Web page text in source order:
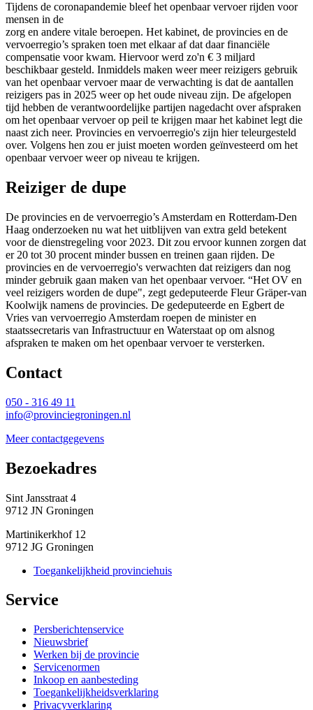
Tijdens de coronapandemie bleef het openbaar vervoer rijden voor
mensen in de
zorg en andere vitale beroepen. Het kabinet, de provincies en de
vervoerregio’s spraken toen met elkaar af dat daar financiële
compensatie voor kwam. Hiervoor werd zo'n € 3 miljard
beschikbaar gesteld. Inmiddels maken weer meer reizigers gebruik
van het openbaar vervoer maar de verwachting is dat de aantallen
reizigers pas in 2025 weer op het oude niveau zijn. De afgelopen
tijd hebben de verantwoordelijke partijen nagedacht over afspraken
om het openbaar vervoer op peil te krijgen maar het kabinet legt die
naast zich neer. Provincies en vervoerregio's zijn hier teleurgesteld
over. Volgens hen zou er juist moeten worden geïnvesteerd om het
openbaar vervoer weer op niveau te krijgen.
Reiziger de dupe
De provincies en de vervoerregio’s Amsterdam en Rotterdam-Den
Haag onderzoeken nu wat het uitblijven van extra geld betekent
voor de dienstregeling voor 2023. Dit zou ervoor kunnen zorgen dat
er 20 tot 30 procent minder bussen en treinen gaan rijden. De
provincies en de vervoerregio's verwachten dat reizigers dan nog
minder gebruik gaan maken van het openbaar vervoer. “Het OV en
veel reizigers worden de dupe", zegt gedeputeerde Fleur Gräper-van
Koolwijk namens de provincies. De gedeputeerde en Egbert de
Vries van vervoerregio Amsterdam roepen de minister en
staatssecretaris van Infrastructuur en Waterstaat op om alsnog
afspraken te maken om het openbaar vervoer te versterken.
Contact
050 - 316 49 11
info@provinciegroningen.nl
Meer contactgegevens
Bezoekadres
Sint Jansstraat 4
9712 JN Groningen
Martinikerkhof 12
9712 JG Groningen
Toegankelijkheid provinciehuis
Service
Persberichtenservice
Nieuwsbrief
Werken bij de provincie
Servicenormen
Inkoop en aanbesteding
Toegankelijkheidsverklaring
Privacyverklaring